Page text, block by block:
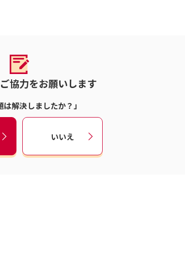
協力をお願いします
は解決しましたか？」
いいえ